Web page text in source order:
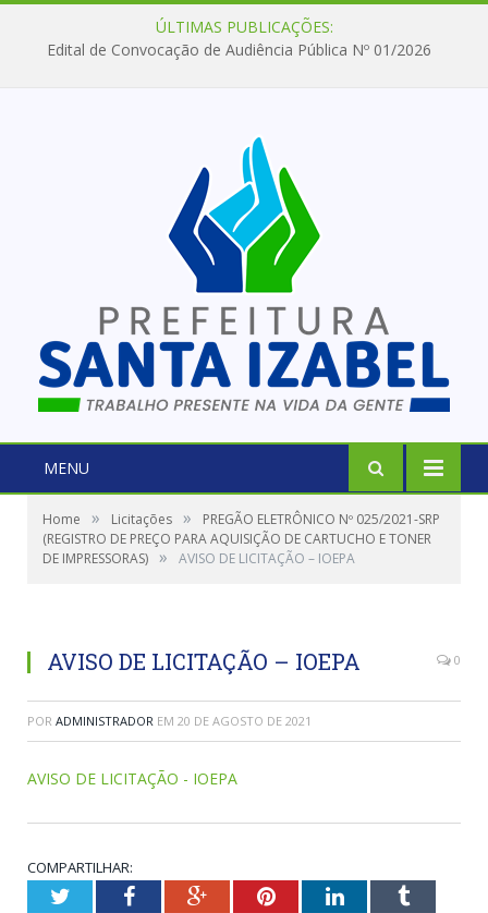
ÚLTIMAS PUBLICAÇÕES:
Edital de Convocação de Audiência Pública Nº 01/2026
MENU
Home » Licitações »
PREGÃO ELETRÔNICO Nº 025/2021-SRP
(REGISTRO DE PREÇO PARA AQUISIÇÃO DE CARTUCHO E TONER
DE IMPRESSORAS) » AVISO DE LICITAÇÃO – IOEPA
AVISO DE LICITAÇÃO – IOEPA 0
POR ADMINISTRADOR EM 20 DE AGOSTO DE 2021
AVISO DE LICITAÇÃO - IOEPA
COMPARTILHAR:
TwitterFacebookGoogle+PinterestLinkedInTumblr